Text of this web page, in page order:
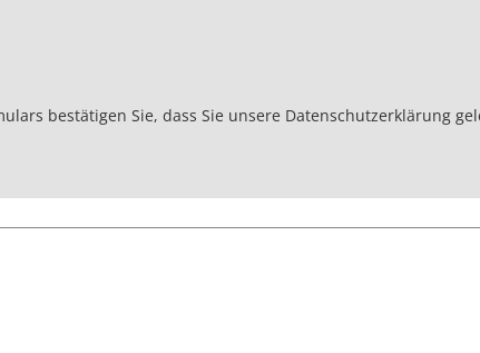
bestätigen Sie, dass Sie unsere Datenschutzerklärung